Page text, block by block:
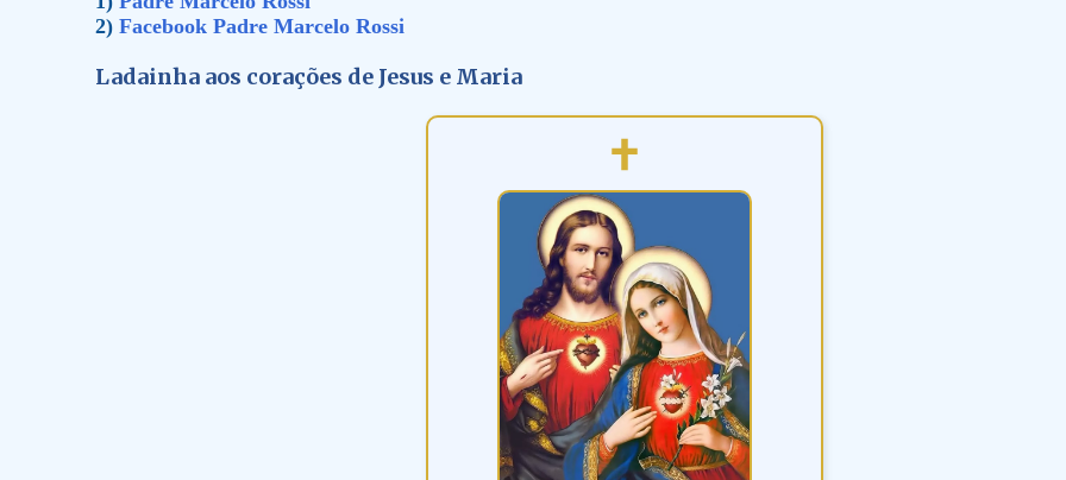
2) Facebook Padre Marcelo Rossi
Ladainha aos corações de Jesus e Maria